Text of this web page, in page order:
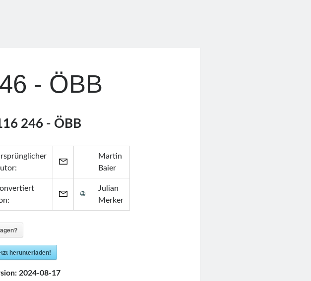
- ÖBB
246 - ÖBB
Martin
Baier
Julian
Merker
herunterladen!
2024-08-17